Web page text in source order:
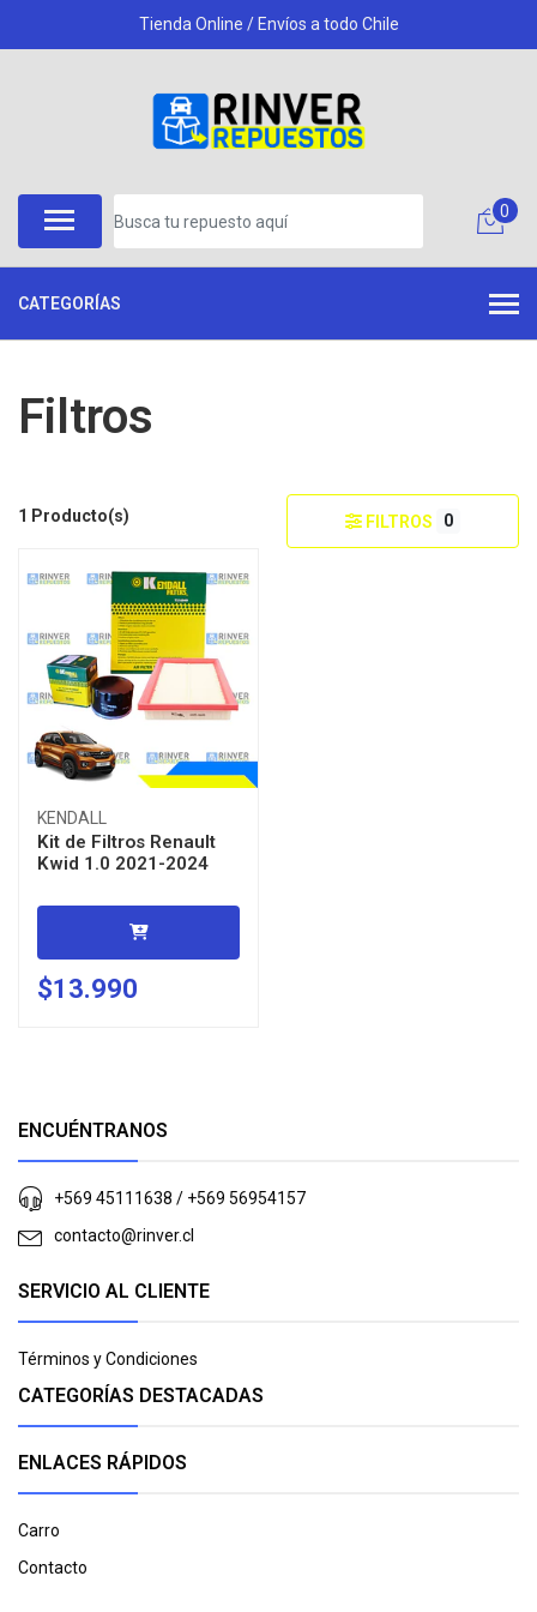
Tienda Online / Envíos a todo Chile
0
CATEGORÍAS
Filtros
1 Producto(s) FILTROS 0
KENDALL
Kit de Filtros Renault
Kwid 1.0 2021-2024
$13.990
ENCUÉNTRANOS
+569 45111638 / +569 56954157
contacto@rinver.cl
SERVICIO AL CLIENTE
Términos y Condiciones
CATEGORÍAS DESTACADAS
ENLACES RÁPIDOS
Carro
Contacto